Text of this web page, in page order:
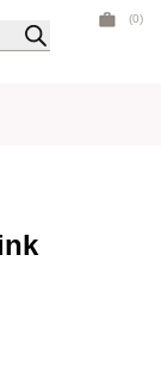
(0)